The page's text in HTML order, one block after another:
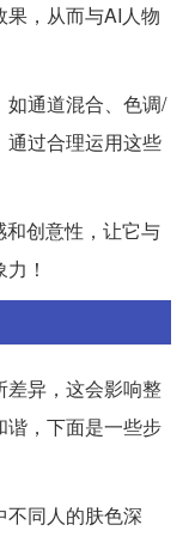
，从而与AI人物
如通道混合、色调/
通过合理运用这些
创意性，让它与
！
差异，这会影响整
谐，下面是一些步
同人的肤色深